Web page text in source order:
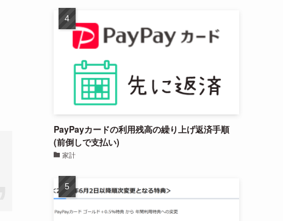
PayPayカードの利用残高の繰り上げ返済手順
(前倒しで支払い)
家計